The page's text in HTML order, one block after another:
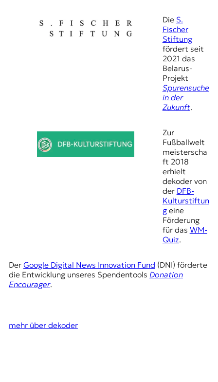
Die S.
Fischer
Stiftung
fördert seit
2021 das
Belarus-
Projekt
Spurensuche
in der
Zukunft.
Zur
Fußballwelt
meisterscha
ft 2018
erhielt
dekoder von
der DFB-
Kulturstiftun
geine
Förderung
für das WM-
Quiz.
Der Google Digital News Innovation Fund (DNI) förderte
die Entwicklung unseres Spendentools Donation
Encourager.
mehr über dekoder